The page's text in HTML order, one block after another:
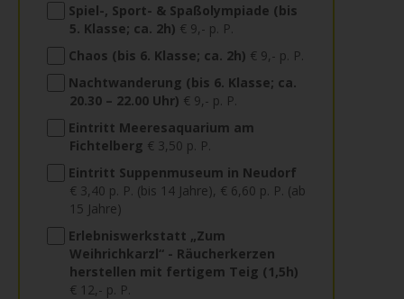
Spiel-, Sport- & Spaßolympiade (bis
5. Klasse; ca. 2h) € 9,- p. P.
Chaos (bis 6. Klasse; ca. 2h) € 9,- p. P.
Nachtwanderung (bis 6. Klasse; ca.
20.30 – 22.00 Uhr) € 9,- p. P.
Eintritt Meeresaquarium am
Fichtelberg € 3,50 p. P.
Eintritt Suppenmuseum in Neudorf
€ 3,40 p. P. (bis 14 Jahre), € 6,60 p. P. (ab
15 Jahre)
Erlebniswerkstatt „Zum
Weihrichkarzl“ - Räucherkerzen
herstellen mit fertigem Teig (1,5h)
€ 12,- p. P.